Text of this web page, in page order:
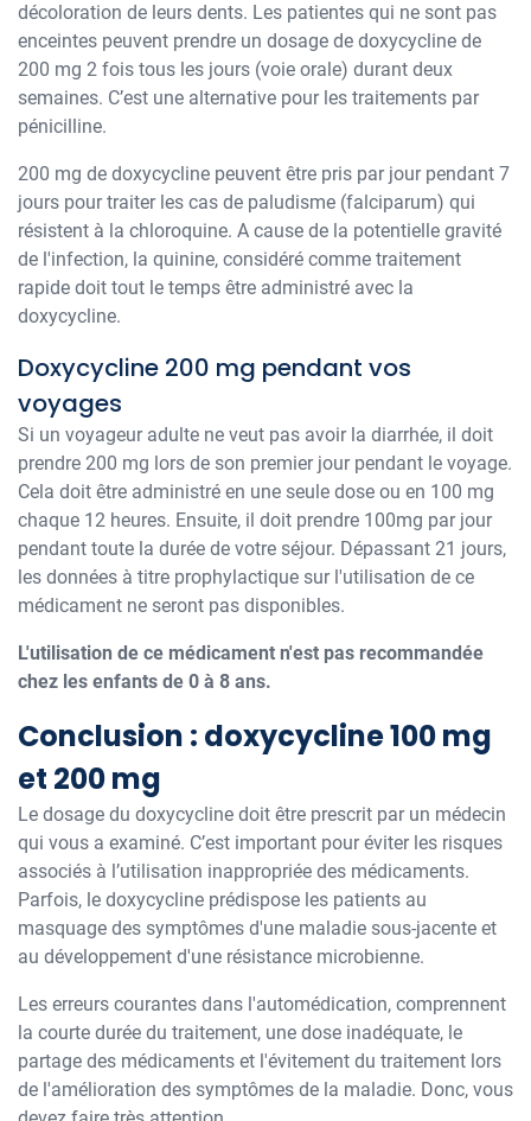
décoloration de leurs dents. Les patientes qui ne sont pas
enceintes peuvent prendre un dosage de doxycycline de
200 mg 2 fois tous les jours (voie orale) durant deux
semaines. C’est une alternative pour les traitements par
pénicilline.
200 mg de doxycycline peuvent être pris par jour pendant 7
jours pour traiter les cas de paludisme (falciparum) qui
résistent à la chloroquine. A cause de la potentielle gravité
de l'infection, la quinine, considéré comme traitement
rapide doit tout le temps être administré avec la
doxycycline.
Doxycycline 200 mg pendant vos
voyages
Si un voyageur adulte ne veut pas avoir la diarrhée, il doit
prendre 200 mg lors de son premier jour pendant le voyage.
Cela doit être administré en une seule dose ou en 100 mg
chaque 12 heures. Ensuite, il doit prendre 100mg par jour
pendant toute la durée de votre séjour. Dépassant 21 jours,
les données à titre prophylactique sur l'utilisation de ce
médicament ne seront pas disponibles.
L'utilisation de ce médicament n'est pas recommandée
chez les enfants de 0 à 8 ans.
Conclusion : doxycycline 100 mg
et 200 mg
Le dosage du doxycycline doit être prescrit par un médecin
qui vous a examiné. C’est important pour éviter les risques
associés à l’utilisation inappropriée des médicaments.
Parfois, le doxycycline prédispose les patients au
masquage des symptômes d'une maladie sous-jacente et
au développement d'une résistance microbienne.
Les erreurs courantes dans l'automédication, comprennent
la courte durée du traitement, une dose inadéquate, le
partage des médicaments et l'évitement du traitement lors
de l'amélioration des symptômes de la maladie. Donc, vous